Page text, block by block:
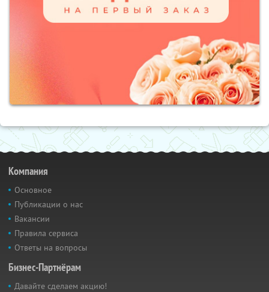
Компания
Основное
Публикации о нас
Вакансии
Правила сервиса
Ответы на вопросы
Бизнес-Партнёрам
Давайте сделаем акцию!